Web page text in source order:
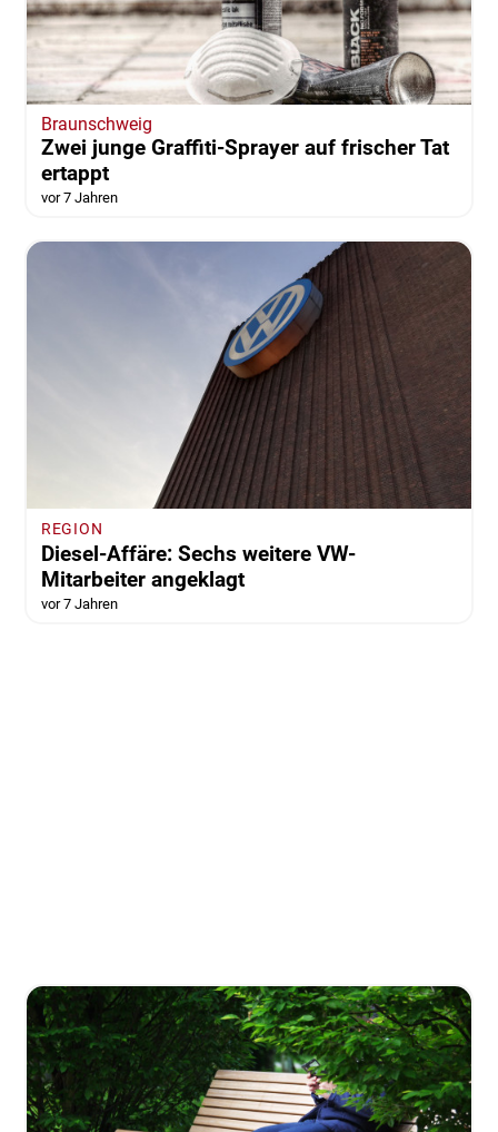
Braunschweig
Zwei junge Graffiti-Sprayer auf frischer Tat
ertappt
vor 7 Jahren
REGION
Diesel-Affäre: Sechs weitere VW-
Mitarbeiter angeklagt
vor 7 Jahren